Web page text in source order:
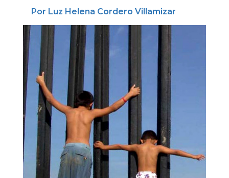
Por Luz Helena Cordero Villamizar